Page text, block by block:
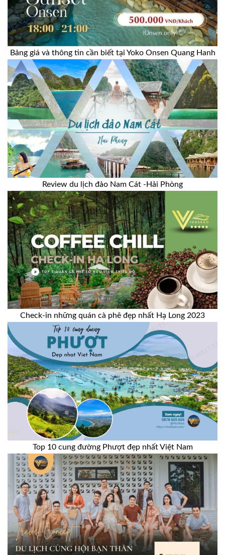
Bảng giá và thông tin cần biết tại Yoko Onsen Quang Hanh
Review du lịch đảo Nam Cát -Hải Phòng
Check-in những quán cà phê đẹp nhất Hạ Long 2023
Top 10 cung đường Phượt đẹp nhất Việt Nam